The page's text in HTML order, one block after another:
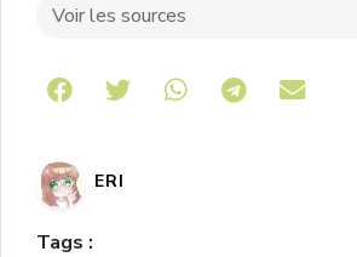
Voir les sources
Share on
ERI
Tags :